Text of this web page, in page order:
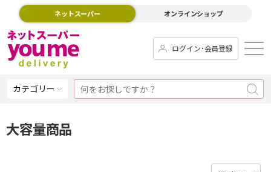
ネットスーパー オンラインショップ
ログイン･会員登録
カテゴリー
大容量商品